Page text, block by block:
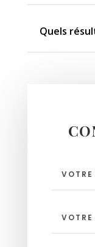
Quels